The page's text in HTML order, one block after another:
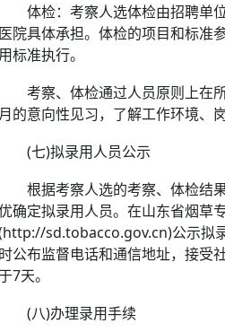
检：考察人选体检由招聘单位
院具体承担。体检的项目和标准
标准执行。
察、体检通过人员原则上在所
的意向性见习，了解工作环境、岗
七)拟录用人员公示
据考察人选的考察、体检结果
确定拟录用人员。在山东省烟草
sd.tobacco.gov.cn)公示拟
公布监督电话和通信地址，接受
7天。
八)办理录用手续